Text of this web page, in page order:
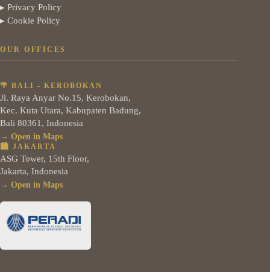
▸ Privacy Policy
▸ Cookie Policy
OUR OFFICES
🌴 BALI - KEROBOKAN
Jl. Raya Anyar No.15, Kerobokan,
Kec. Kuta Utara, Kabupaten Badung,
Bali 80361, Indonesia
→ Open in Maps
🏙️ JAKARTA
ASG Tower, 15th Floor,
Jakarta, Indonesia
→ Open in Maps